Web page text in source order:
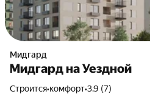
Мидгард
Мидгард на Уездной
Строится•комфорт•3.9 (7)